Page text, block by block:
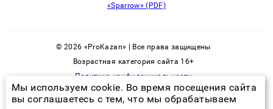
«Sparrow» (PDF)
© 2026 «ProKazan» | Все права защищены
Возрастная категория сайта 16+
Политика конфиденциальности
Мы используем cookie. Во время посещения сайта
вы соглашаетесь с тем, что мы обрабатываем